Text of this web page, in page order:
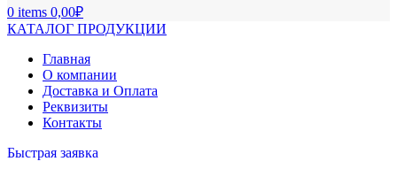
0 items 0,00₽
КАТАЛОГ ПРОДУКЦИИ
Главная
О компании
Доставка и Оплата
Реквизиты
Контакты
Быстрая заявка